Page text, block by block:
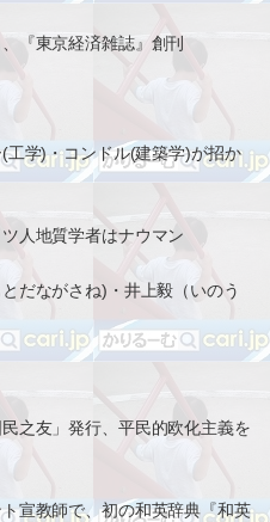
『東京経済雑誌』創刊
学)・コンドル(建築学)が招か
人地質学者はナウマン
だながさね)・井上毅（いのう
之友」発行、平民的欧化主義を
宣教師で、初の和英辞典『和英